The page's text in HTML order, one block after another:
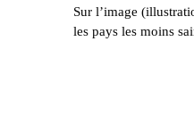
Sur l’image
les pays les moins